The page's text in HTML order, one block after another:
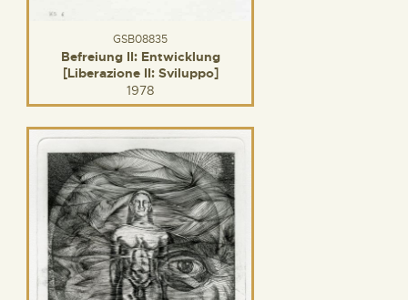
GSB08835
Befreiung II: Entwicklung
[Liberazione II: Sviluppo]
1978